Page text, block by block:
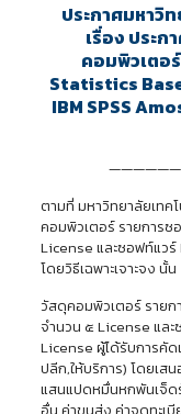
ประกาศมหาวิ
เรื่อง ประก
คอมพิวเตอ
Statistics
IBM SPSS
ตามที่ มหาวิทยาลัยเท
คอมพิวเตอร์ รายการซ
License และซอฟท์แวร์
โดยวิธีเฉพาะเจาะจง นั้น
วัสดุคอมพิวเตอร์ รายก
จำนวน ๕ License และ
License ผู้ได้รับการคั
ปลีก,ให้บริการ) โดยเ
แสนแปดหมื่นหกพันเจ็ด